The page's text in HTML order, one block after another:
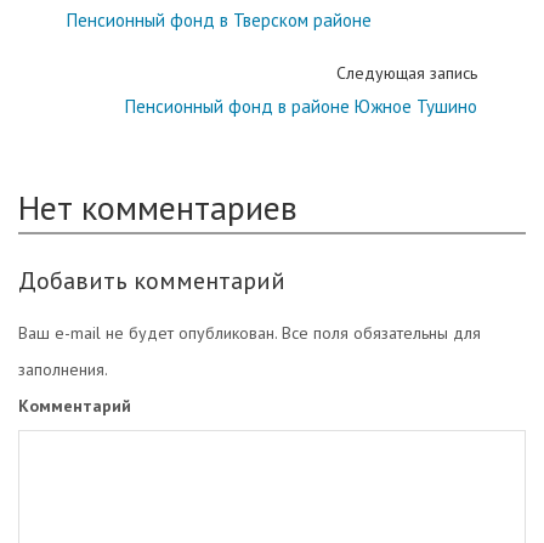
Пенсионный фонд в Тверском районе
Следующая запись
Пенсионный фонд в районе Южное Тушино
Нет комментариев
Добавить комментарий
Ваш e-mail не будет опубликован. Все поля обязательны для
заполнения.
Комментарий